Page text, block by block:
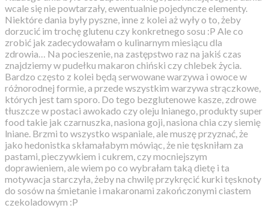
wcale się nie powtarzały, ewentualnie pojedyncze elementy.
Niektóre dania były pyszne, inne z kolei aż wyły o to, żeby
dorzucić im trochę glutenu czy konkretnego sosu :P Ale co
zrobić jak zadecydowałam o kulinarnym miesiącu dla
zdrowia… Na pocieszenie, na zastępstwo raz na jakiś czas
znajdziemy w pudełku makaron chiński czy chlebek życia.
Bardzo często z kolei będą serwowane warzywa i owoce w
różnorodnej formie, a przede wszystkim warzywa strączkowe,
których jest tam sporo. Do tego bezglutenowe kasze, zdrowe
tłuszcze w postaci awokado czy oleju lnianego, produkty super
food takie jak czarnuszka, nasiona goji, nasiona chia czy siemię
lniane. Brzmi to wszystko wspaniale, ale muszę przyznać, że
jako hedonistka skłamałabym mówiąc, że nie tęskniłam za
pastami, pieczywkiem i cukrem, czy mocniejszym
doprawieniem, ale wiem po co wybrałam taką dietę i ta
motywacja starczyła, żeby na chwilę przykręcić kurki tęsknoty
do sosów na śmietanie i makaronami zakończonymi ciastem
czekoladowym :P